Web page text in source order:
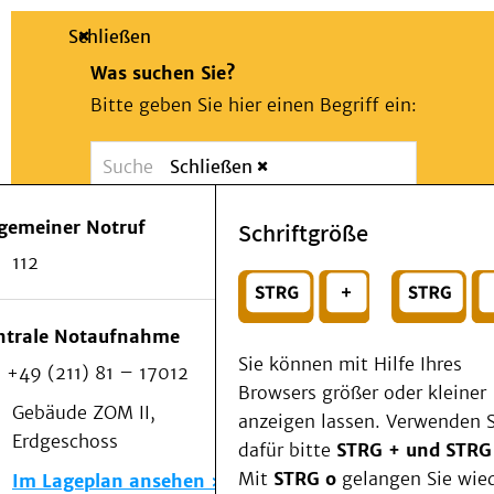
Suche
Schließen
Was suchen Sie?
Bitte geben Sie hier einen Begriff ein:
Suchen
Wählen Sie ein Thema für Ihren
Notfall
Schließen
Notruf
112
Notaufnahme
+49 (211) 81 – 17012
Gebäude ZOM II,
Erdgeschoss
Im Lageplan ansehen
Schriftgröße
Sie können mit Hilfe Ihres
Browsers größer oder kleiner
anzeigen lassen. Verwenden
dafür bitte STRG + und
Mit STRG o gelangen Sie
Patienten & Besucher
Als Patient am UKD
Beratung und Unterstützung
Veranstaltungen
Kommunikation im Medizinwesen (KIM)
Notfall
Forschung & Lehre
Medizinische Fakultät